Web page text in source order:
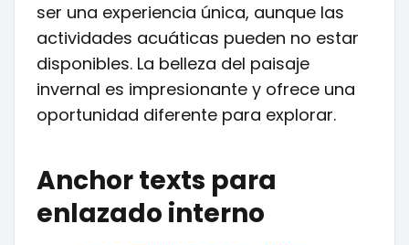
ser una experiencia única, aunque las
actividades acuáticas pueden no estar
disponibles. La belleza del paisaje
invernal es impresionante y ofrece una
oportunidad diferente para explorar.
Anchor texts para
enlazado interno